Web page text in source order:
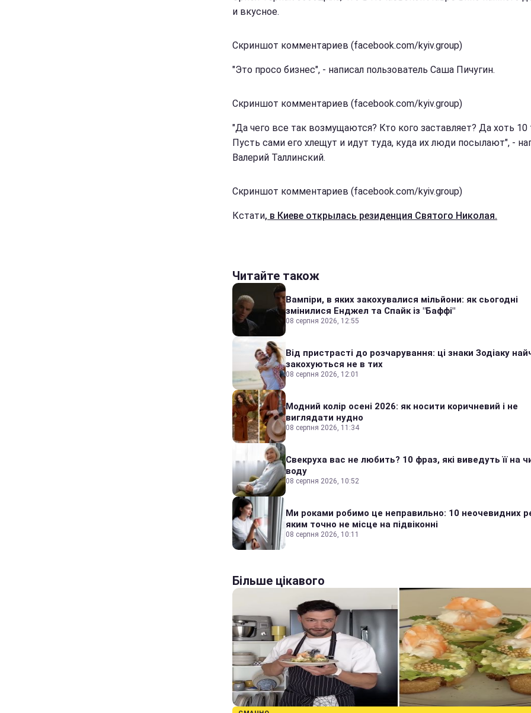
и вкусное.
Скриншот комментариев (facebook.com/kyiv.group)
"Это просо бизнес", - написал пользователь Саша Пичугин.
Скриншот комментариев (facebook.com/kyiv.group)
"Да чего все так возмущаются? Кто кого заставляет? Да хоть 10
Пусть сами его хлещут и идут туда, куда их люди посылают", -
Валерий Таллинский.
Скриншот комментариев (facebook.com/kyiv.group)
Кстати, в Киеве открылась резиденция Святого Николая.
Читайте також
Вампіри, в яких закохувалися мільйони: як сьогодні
змінилися Енджел та Спайк із "Баффі"
08 серпня 2026, 12:55
Від пристрасті до розчарування: ці знаки Зодіаку
закохуються не в тих
08 серпня 2026, 12:01
Модний колір осені 2026: як носити коричневий і не
виглядати нудно
08 серпня 2026, 11:34
Свекруха вас не любить? 10 фраз, які виведуть її на
воду
08 серпня 2026, 10:52
Ми роками робимо це неправильно: 10 неочевидних
яким точно не місце на підвіконні
08 серпня 2026, 10:11
Більше цікавого